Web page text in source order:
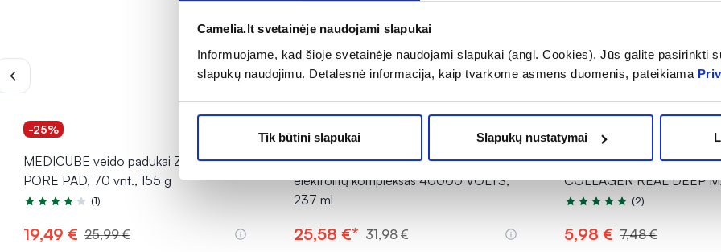
Camelia.lt svetainėje naudojami slapukai
Informuojame, kad šioje svetainėje naudojami slapukai (angl. Cookies). Jūs galite pasirinkti
slapukų naudojimu. Detalesnė informacija, kaip tvarkome asmens duomenis, pateikiama
Tik būtini slapukai Slapukų nustatymai
-25%
MEDICUBE veido padukai ZERO
PORE PAD, 70 vnt., 155 g
Įvertinimas 4.0 iš 5
(1)
19,49 € 25,99 €
TRACE MINERALS maisto papildas
elektrolitų kompleksas 40000 VOLTS,
237 ml
25,58 €* 31,98 €
BIODANCE lakštinė veido
COLLAGEN REAL DEEP
Įvertinimas 5.0 iš 5
(2)
5,98 € 7,48 €